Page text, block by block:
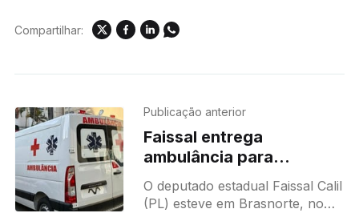
Compartilhar:
Publicação anterior
Faissal entrega
ambulância para
comunidade em MT
O deputado estadual Faissal Calil
(PL) esteve em Brasnorte, no